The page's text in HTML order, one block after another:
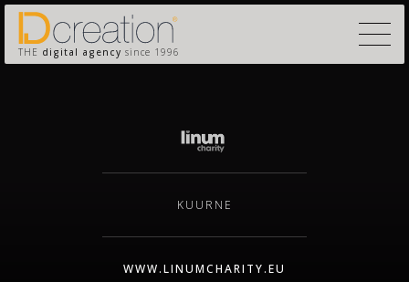
THE digital agency since 1996
KUURNE
WWW.LINUMCHARITY.EU